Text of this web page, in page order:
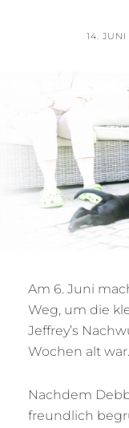
POSTED
14. JUNI
Am 6. Juni
Weg, um die
Jeffrey’s
Wochen alt war.
Nachdem
freundlich